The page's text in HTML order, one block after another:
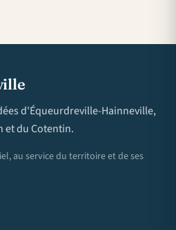
d'Équeurdreville-Hainneville,
et du Cotentin.
au service du territoire et de ses